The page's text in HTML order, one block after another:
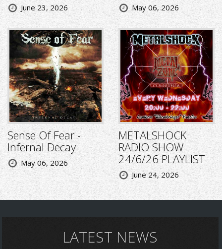
June 23, 2026 May 06, 2026
Sense Of Fear -
Infernal Decay
May 06, 2026
METALSHOCK
RADIO SHOW
24/6/26 PLAYLIST
June 24, 2026
LATEST NEWS